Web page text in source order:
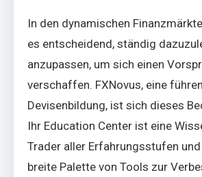
In den dynamischen
es entscheidend, ständig
anzupassen, um sich einen
verschaffen. FXNovus, eine
Devisenbildung, ist sich dieses
Ihr Education Center ist eine
Trader aller Erfahrungsstufen
breite Palette von Tools zur